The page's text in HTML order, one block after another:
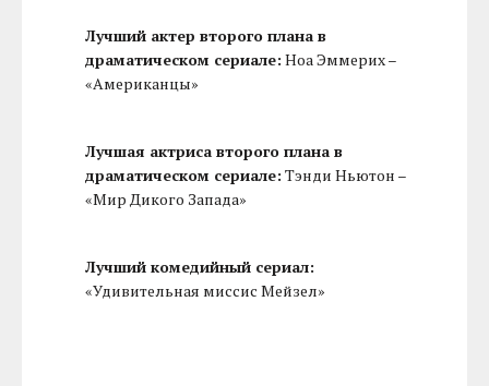
Лучший актер второго плана в
драматическом сериале: Ноа Эммерих –
«Американцы»
Лучшая актриса второго плана в
драматическом сериале: Тэнди Ньютон –
«Мир Дикого Запада»
Лучший комедийный сериал:
«Удивительная миссис Мейзел»